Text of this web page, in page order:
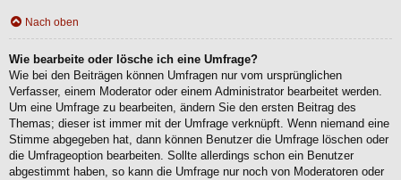
Nach oben
Wie bearbeite oder lösche ich eine Umfrage?
Wie bei den Beiträgen können Umfragen nur vom ursprünglichen
Verfasser, einem Moderator oder einem Administrator bearbeitet werden.
Um eine Umfrage zu bearbeiten, ändern Sie den ersten Beitrag des
Themas; dieser ist immer mit der Umfrage verknüpft. Wenn niemand eine
Stimme abgegeben hat, dann können Benutzer die Umfrage löschen oder
die Umfrageoption bearbeiten. Sollte allerdings schon ein Benutzer
abgestimmt haben, so kann die Umfrage nur noch von Moderatoren oder